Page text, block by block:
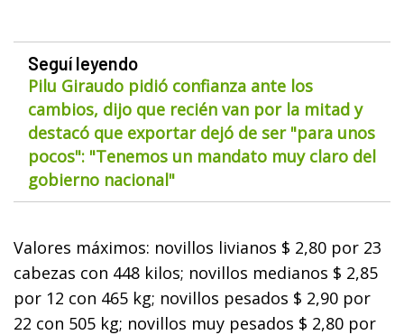
Seguí leyendo
Pilu Giraudo pidió confianza ante los
cambios, dijo que recién van por la mitad y
destacó que exportar dejó de ser "para unos
pocos": "Tenemos un mandato muy claro del
gobierno nacional"
Valores máximos: novillos livianos $ 2,80 por 23
cabezas con 448 kilos; novillos medianos $ 2,85
por 12 con 465 kg; novillos pesados $ 2,90 por
22 con 505 kg; novillos muy pesados $ 2,80 por